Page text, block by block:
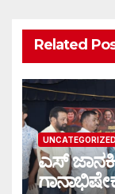
Related
UNCATEGORIZED
ಎಸ್